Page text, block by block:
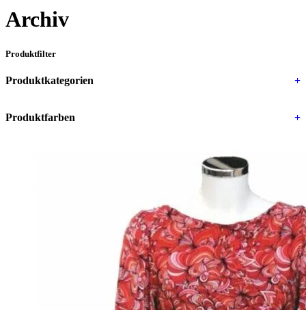
Archiv
Produktfilter
Produktkategorien +
Produktfarben +